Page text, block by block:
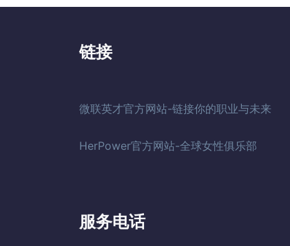
链接
微联英才官方网站-链接你的职业与未来
HerPower官方网站-全球女性俱乐部
服务电话